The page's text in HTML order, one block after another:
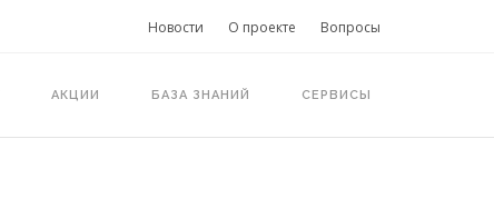
Новости О проекте Вопросы
АКЦИИ БАЗА ЗНАНИЙ СЕРВИСЫ